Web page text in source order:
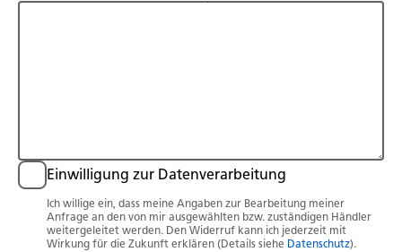
Einwilligung zur Datenverarbeitung
Ich willige ein, dass meine Angaben zur Bearbeitung meiner
Anfrage an den von mir ausgewählten bzw. zuständigen Händler
weitergeleitet werden. Den Widerruf kann ich jederzeit mit
Wirkung für die Zukunft erklären (Details siehe Datenschutz).